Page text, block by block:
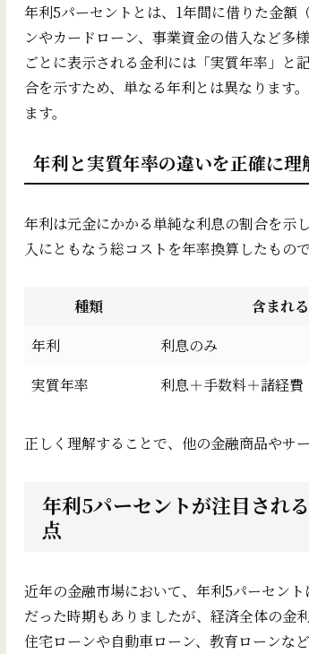
年利5パーセントとは、1年間に借りた金額
ンやカードローン、事業資金の借入など多
ごとに表示される金利には「実質年率」と
合を示すため、単なる年利とは異なります
ます。
年利と実質年率の違いを正確に
年利は元金にかかる単純な利息の割合を示
入にともなう総コストを年率換算したもので
種類 含まれ
年利
利息のみ
実質年率
利息＋手数料＋諸経費
正しく理解することで、他の金融商品やサ
年利5パーセントが注目され
点
近年の金融市場において、年利5パーセン
だった時期もありましたが、経済全体の金
住宅ローンや自動車ローン、教育ローンな